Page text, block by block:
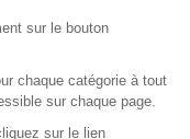
sur le bouton
chaque catégorie à tout
sur chaque page.
sur le lien